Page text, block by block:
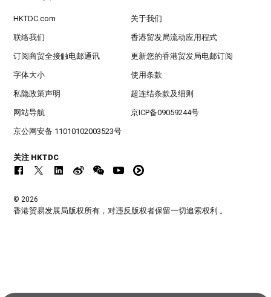
HKTDC.com 关于我们
联络我们 香港贸发局流动应用程式
订阅商贸全接触电邮通讯 更新您的香港贸发局电邮订阅
字体大小 使用条款
私隐政策声明 超连结条款及细则
网站导航 京ICP备09059244号
京公网安备 11010102003523号
关注 HKTDC
© 2026
香港贸易发展局版权所有，对违反版权者保留一切追索权利 。